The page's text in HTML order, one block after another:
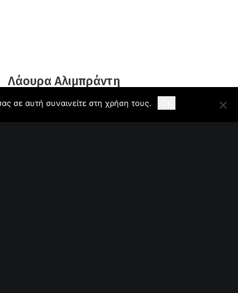
Λάουρα Αλιμπράντη
/ Εμπειρογνώμων
laoura.alipranti@gmail.com
σε αυτή συναινείτε στη χρήση τους.